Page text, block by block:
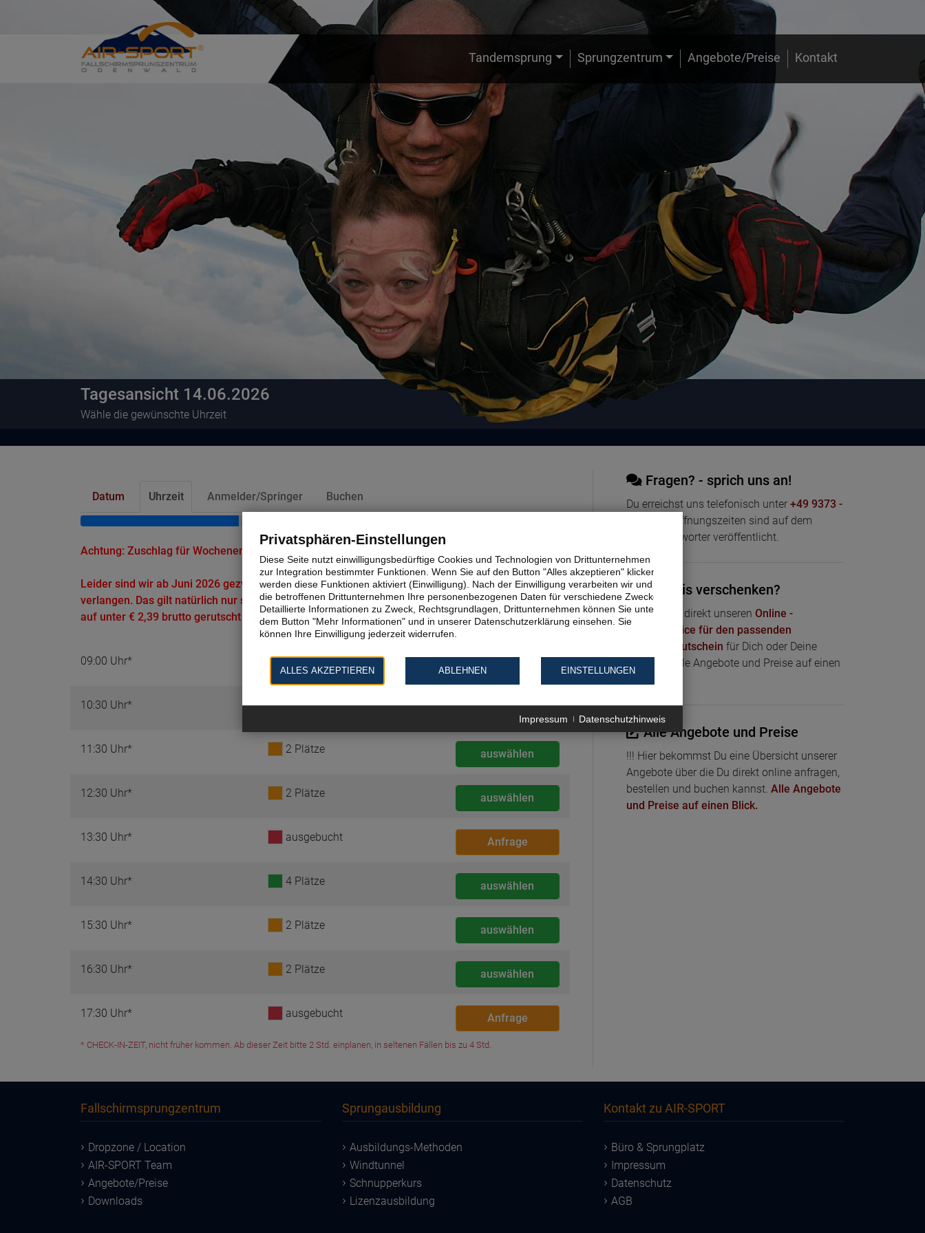
Tandemsprung Sprungzentrum Angebote/Preise Kontakt
Tagesansicht 14.06.2026
Wähle die gewünschte Uhrzeit
Datum Uhrzeit Anmelder/Springer Buchen
Achtung: Zuschlag für Wochenendtermine sowie an Feiertagen in Höhe von € 10,00.
Leider sind wir ab Juni 2026 gezwungen einen Kerosinaufschlag in Höhe von € 10,00 vor Ort zu
verlangen. Das gilt natürlich nur solange, bis der Preis für Kerosin an unserer Tankstelle wieder
auf unter € 2,39 brutto gerutscht ist.
09:00 Uhr* ausgebucht
10:30 Uhr* ausgebucht Anfrage
11:30 Uhr* 2 Plätze auswählen
12:30 Uhr* 2 Plätze auswählen
13:30 Uhr* ausgebucht Anfrage
14:30 Uhr* 4 Plätze auswählen
15:30 Uhr* 2 Plätze auswählen
16:30 Uhr* 2 Plätze auswählen
17:30 Uhr* ausgebucht Anfrage
* CHECK-IN-ZEIT, nicht früher kommen. Ab dieser Zeit bitte 2 Std. einplanen, in seltenen Fällen bis zu 4 Std.
Fragen? - sprich uns an!
Du erreichst uns telefonisch unter +49 9373 -
- Öffnungszeiten sind auf dem
Anrufbeantworter veröffentlicht.
Erlebnis verschenken?
Nutze dazu direkt unseren Online -
Bestellservice für den passenden
Geschenkgutschein für Dich oder Deine
Liebsten. Alle Angebote und Preise auf einen
Alle Angebote und Preise
!!! Hier bekommst Du eine Übersicht unserer
Angebote über die Du direkt online anfragen,
bestellen und buchen kannst. Alle Angebote
und Preise auf einen Blick.
Fallschirmsprungzentrum
Dropzone / Location
AIR-SPORT Team
Angebote/Preise
Downloads
Sprungausbildung
Ausbildungs-Methoden
Windtunnel
Schnupperkurs
Lizenzausbildung
Kontakt zu AIR-SPORT
Büro & Sprungplatz
Impressum
Datenschutz
AGB
Privatsphären-Einstellungen
Diese Seite nutzt einwilligungsbedürftige Cookies und Technologien von Drittunternehmen
zur Integration bestimmter Funktionen. Wenn Sie auf den Button "Alles akzeptieren" klicken,
werden diese Funktionen aktiviert (Einwilligung). Nach der Einwilligung verarbeiten wir und
die betroffenen Drittunternehmen Ihre personenbezogenen Daten für verschiedene Zwecke.
Detaillierte Informationen zu Zweck, Rechtsgrundlagen, Drittunternehmen können Sie unter
dem Button "Mehr Informationen" und in unserer Datenschutzerklärung einsehen. Sie
können Ihre Einwilligung jederzeit widerrufen.
ALLES AKZEPTIEREN ABLEHNEN EINSTELLUNGEN
Impressum Datenschutzhinweis